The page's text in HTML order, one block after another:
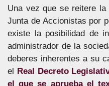
Una vez que se reitere
Junta de Accionistas por
existe la posibilidad de
administrador de la
deberes inherentes a su
el Real Decreto
el que se aprueba el